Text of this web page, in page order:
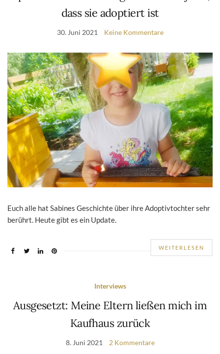
dass sie adoptiert ist
30. Juni 2021 Keine Kommentare
Euch alle hat Sabines Geschichte über ihre Adoptivtochter sehr
berührt. Heute gibt es ein Update.
WEITERLESEN
Interviews
Ausgesetzt: Meine Eltern ließen mich im
Kaufhaus zurück
8. Juni 2021 2 Kommentare